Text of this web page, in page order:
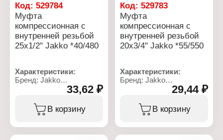
Код: 529784
Муфта
компрессионная с
внутренней резьбой
25x1/2" Jakko *40/480
Характеристики:
Бренд: Jakko
Артикул: 704024250T
Тип товара: Муфта
Тип: компрессионная
Вид: переходная
33,62 ₽
В корзину
Код:529783
Муфта
компрессионная с
внутренней резьбой
20x3/4" Jakko *55/550
Характеристики:
Бренд: Jakko
Артикул: 704021204T
Тип товара: Муфта
Тип: компрессионная
Вид: переходная
29,44 ₽
В корзину